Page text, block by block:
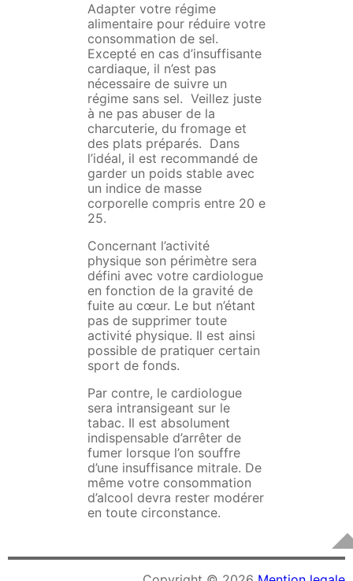
Adapter votre régime
alimentaire pour réduire votre
consommation de sel.
Excepté en cas d’insuffisante
cardiaque, il n’est pas
nécessaire de suivre un
régime sans sel. Veillez juste
à ne pas abuser de la
charcuterie, du fromage et
des plats préparés. Dans
l’idéal, il est recommandé de
garder un poids stable avec
un indice de masse
corporelle compris entre 20 e
25.
Concernant l’activité
physique son périmètre sera
défini avec votre cardiologue
en fonction de la gravité de
fuite au cœur. Le but n’étant
pas de supprimer toute
activité physique. Il est ainsi
possible de pratiquer certain
sport de fonds.
Par contre, le cardiologue
sera intransigeant sur le
tabac. Il est absolument
indispensable d’arrêter de
fumer lorsque l’on souffre
d’une insuffisance mitrale. De
même votre consommation
d’alcool devra rester modérer
en toute circonstance.